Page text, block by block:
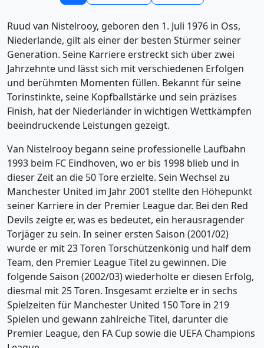
Ruud van Nistelrooy, geboren den 1. Juli 1976 in Oss,
Niederlande, gilt als einer der besten Stürmer seiner
Generation. Seine Karriere erstreckt sich über zwei
Jahrzehnte und lässt sich mit verschiedenen Erfolgen
und berühmten Momenten füllen. Bekannt für seine
Torinstinkte, seine Kopfballstärke und sein präzises
Finish, hat der Niederländer in wichtigen Wettkämpfen
beeindruckende Leistungen gezeigt.
Van Nistelrooy begann seine professionelle Laufbahn
1993 beim FC Eindhoven, wo er bis 1998 blieb und in
dieser Zeit an die 50 Tore erzielte. Sein Wechsel zu
Manchester United im Jahr 2001 stellte den Höhepunkt
seiner Karriere in der Premier League dar. Bei den Red
Devils zeigte er, was es bedeutet, ein herausragender
Torjäger zu sein. In seiner ersten Saison (2001/02)
wurde er mit 23 Toren Torschützenkönig und half dem
Team, den Premier League Titel zu gewinnen. Die
folgende Saison (2002/03) wiederholte er diesen Erfolg,
diesmal mit 25 Toren. Insgesamt erzielte er in sechs
Spielzeiten für Manchester United 150 Tore in 219
Spielen und gewann zahlreiche Titel, darunter die
Premier League, den FA Cup sowie die UEFA Champions